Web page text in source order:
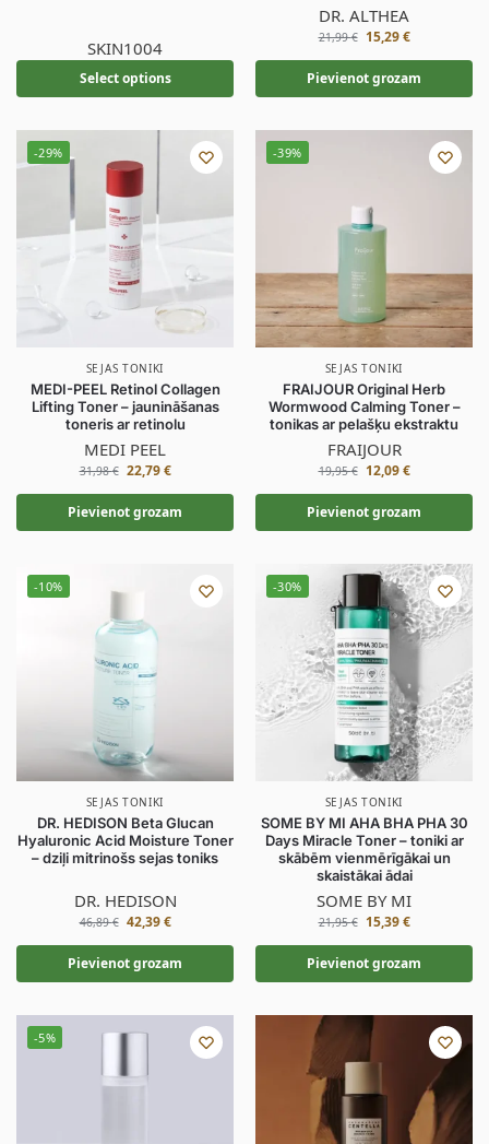
SKIN1004
Select options
DR. ALTHEA
21,99€ 15,29€
Pievienot grozam
-29%
SEJAS TONIKI
MEDI-PEEL Retinol Collagen
Lifting Toner – jaunināšanas
toneris ar retinolu
MEDI PEEL
31,98€ 22,79€
Pievienot grozam
-39%
SEJAS TONIKI
FRAIJOUR Original Herb
Wormwood Calming Toner –
tonikas ar pelašķu ekstraktu
FRAIJOUR
19,95€ 12,09€
Pievienot grozam
-10%
SEJAS TONIKI
DR. HEDISON Beta Glucan
Hyaluronic Acid Moisture Toner
– dziļi mitrinošs sejas toniks
DR. HEDISON
46,89€ 42,39€
Pievienot grozam
-30%
SEJAS TONIKI
SOME BY MI AHA BHA PHA 30
Days Miracle Toner – toniki ar
skābēm vienmērīgākai un
skaistākai ādai
SOME BY MI
21,95€ 15,39€
Pievienot grozam
-5%